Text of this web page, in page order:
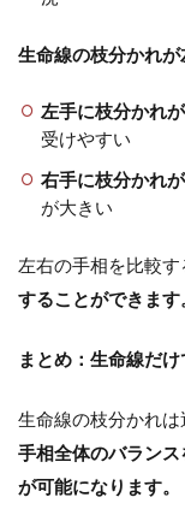
生命線の枝分かれ
左手に枝分かれ
受けやすい
右手に枝分かれ
が大きい
左右の手相を比較す
することができます
まとめ：生命線だ
生命線の枝分かれは
手相全体のバラン
が可能になります。